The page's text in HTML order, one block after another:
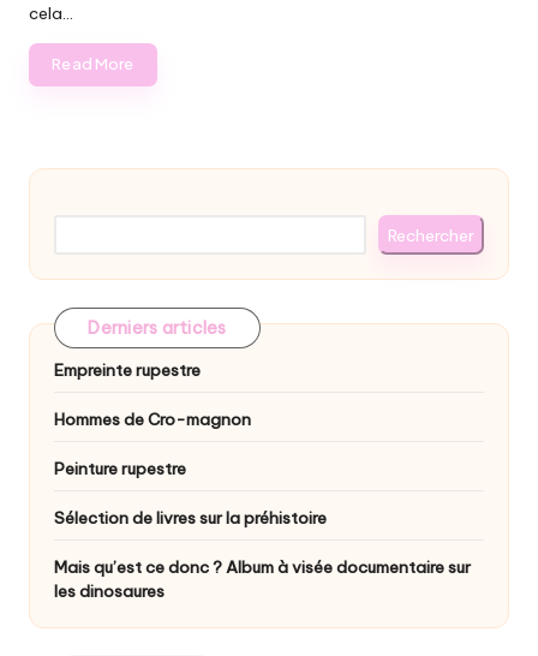
cela…
Read More
Rechercher
Rechercher
Derniers articles
Empreinte rupestre
Hommes de Cro-magnon
Peinture rupestre
Sélection de livres sur la préhistoire
Mais qu’est ce donc ? Album à visée documentaire sur
les dinosaures